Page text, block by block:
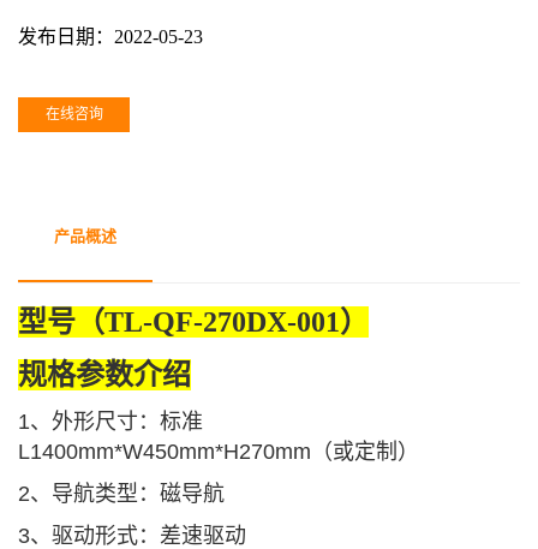
发布日期： 2022-05-23
在线咨询
产品概述
型号（TL-QF-270DX-001）
规格参数介绍
1、外形尺寸：标准
L1400mm*W450mm*H270mm（或定制）
2、导航类型：磁导航
3、驱动形式：差速驱动